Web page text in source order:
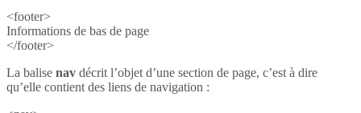
<footer>
Informations de bas de page
</footer>
La balise nav décrit l’objet d’une section de page, c’est à dire
qu’elle contient des liens de navigation :